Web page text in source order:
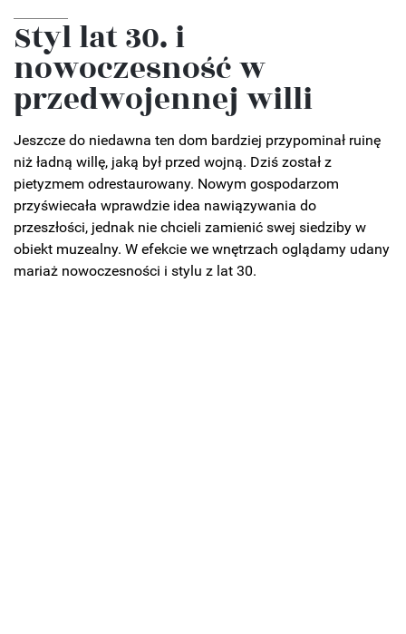
Styl lat 30. i
nowoczesność w
przedwojennej willi
Jeszcze do niedawna ten dom bardziej przypominał ruinę
niż ładną willę, jaką był przed wojną. Dziś został z
pietyzmem odrestaurowany. Nowym gospodarzom
przyświecała wprawdzie idea nawiązywania do
przeszłości, jednak nie chcieli zamienić swej siedziby w
obiekt muzealny. W efekcie we wnętrzach oglądamy udany
mariaż nowoczesności i stylu z lat 30.